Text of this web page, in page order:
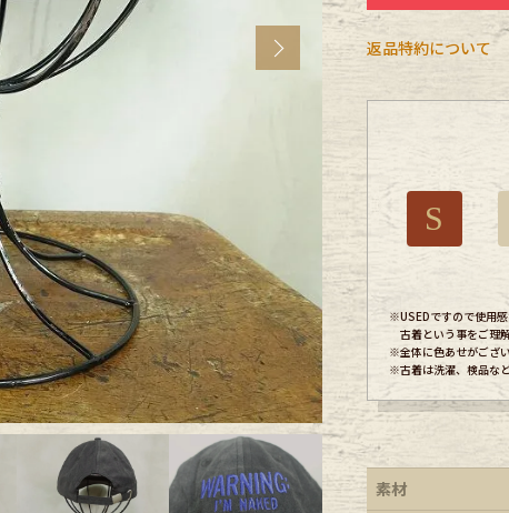
Next 返品特約について
S
※USEDですので使用感
古着という事をご理
※全体に色あせがござい
※古着は洗濯、検品な
素材